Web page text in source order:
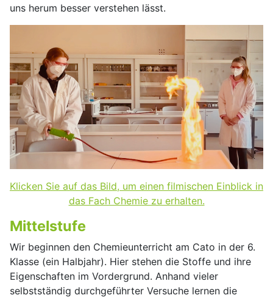
uns herum besser verstehen lässt.
Klicken Sie auf das Bild, um einen filmischen Einblick in
das Fach Chemie zu erhalten.
Mittelstufe
Wir beginnen den Chemieunterricht am Cato in der 6.
Klasse (ein Halbjahr). Hier stehen die Stoffe und ihre
Eigenschaften im Vordergrund. Anhand vieler
selbstständig durchgeführter Versuche lernen die